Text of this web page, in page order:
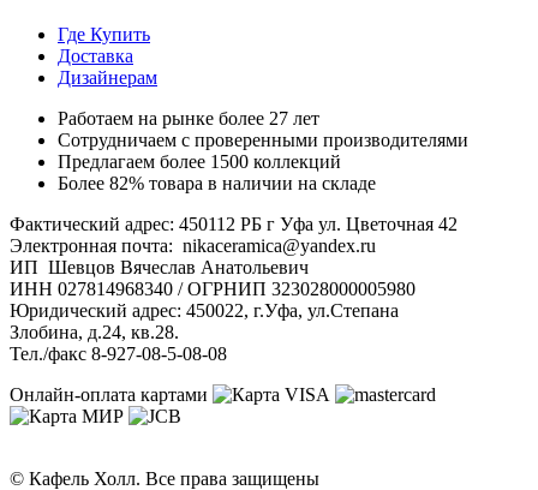
Где Купить
Доставка
Дизайнерам
Работаем на рынке более 27 лет
Сотрудничаем с проверенными производителями
Предлагаем более 1500 коллекций
Более 82% товара в наличии на складе
Фактический адрес: 450112 РБ г Уфа ул. Цветочная 42
Электронная почта: nikaceramica@yandex.ru
ИП Шевцов Вячеслав Анатольевич
ИНН 027814968340 / ОГРНИП 323028000005980
Юридический адрес: 450022, г.Уфа, ул.Степана
Злобина, д.24, кв.28.
Тел./факс 8-927-08-5-08-08
Онлайн-оплата картами
© Кафель Холл. Все права защищены